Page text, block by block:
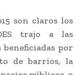
son claros los
trajo a las
por
de barrios, la